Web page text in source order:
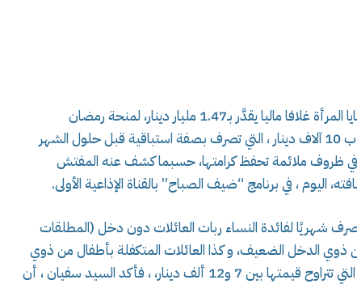
خصصت وزارة التضامن الوطني والأسرة وقضايا المرأة غلافا ماليا يقدَّر بـ1.47 مليار دينار، لمنحة رمضان
المرصودة لفائدة العائلات المعوزة و المقدرة ب 10 آلاف دينار ، التي تصرف بصفة استباقية قبل حلول الشهر
في ظروف ملائمة تحفظ كرامتها، حسبما كشف عنه المفتش
اليوم ، في برنامج “ضيف الصباح” بالقناة الإذاعية الأولى.
شهريًا لفائدة النساء ربات العائلات دون دخل (المطلقات
وكذا فئة المسنين فوق 60 سنة من ذوي الدخل الضعيف، و كذا العائلات المتكفلة بأطفال من ذوي
الإعاقة الكاملة، والمصابين بأمراض مزمنة ، و التي تتراوح قيمتها بين 7 و12 ألف دينار، ، فأكد السيد سفيان ، أن